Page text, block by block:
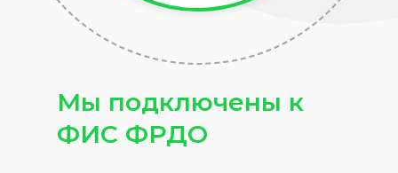
Мы подключены к
ФИС ФРДО